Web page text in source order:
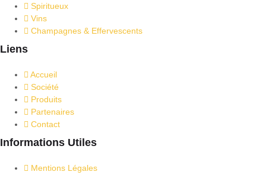
Spiritueux
Vins
Champagnes & Effervescents
Liens
Accueil
Société
Produits
Partenaires
Contact
Informations Utiles
Mentions Légales